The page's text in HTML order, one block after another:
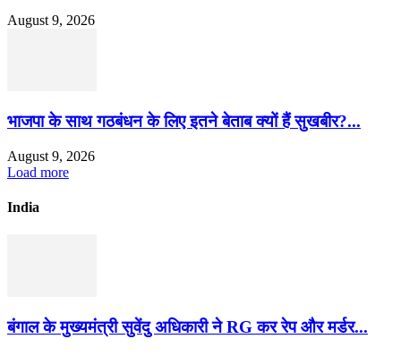
August 9, 2026
भाजपा के साथ गठबंधन के लिए इतने बेताब क्यों हैं सुखबीर?...
August 9, 2026
Load more
India
बंगाल के मुख्यमंत्री सुवेंदु अधिकारी ने RG कर रेप और मर्डर...